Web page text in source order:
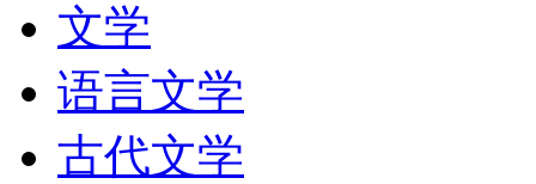
文学
语言文学
古代文学